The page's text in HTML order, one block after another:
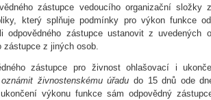
zástupce vedoucího organizační složky
který splňuje podmínky pro výkon funkce
odpovědného zástupce ustanovit z uvedených
zástupce z jiných osob.
zástupce pro živnost ohlašovací i
živnostenskému úřadu do 15 dnů ode
výkonu funkce sám odpovědný